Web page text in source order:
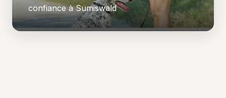
confiance à Sumiswald